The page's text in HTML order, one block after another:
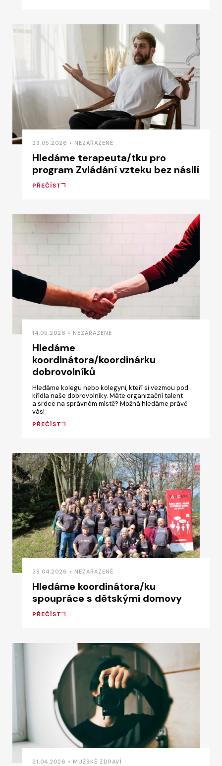
29.05.2026 • NEZAŘAZENÉ
Hledáme terapeuta/tku pro
program Zvládání vzteku bez násilí
PŘEČÍST
14.05.2026 • NEZAŘAZENÉ
Hledáme
koordinátora/koordinárku
dobrovolníků
Hledáme kolegu nebo kolegyni, kteří si vezmou pod
křídla naše dobrovolníky. Máte organizační talent
a srdce na správném místě? Možná hledáme právě
vás!
PŘEČÍST
29.04.2026 • NEZAŘAZENÉ
Hledáme koordinátora/ku
spoupráce s dětskými domovy
PŘEČÍST
21.04.2026 • MUŽSKÉ ZDRAVÍ